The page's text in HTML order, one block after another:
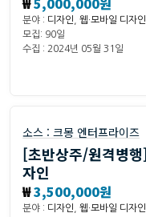
분야 : 디자인
웹·모바일 디자인
모집: 90일
수집 : 2024년 05월 31일
소스 : 크몽 엔터프라이즈
[초반상주/원격병
자인
₩3,500,000원
분야 : 디자인
웹·모바일 디자인